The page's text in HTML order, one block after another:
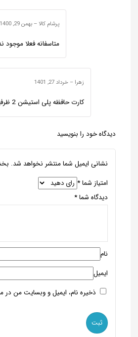
پرشام کالا– بهمن 29, 1400
متاسفانه فعلا موجود
زهرا– خرداد 27, 1401
کارت حافظه پلی استیشن 2 ظرفیت 64mbقیمتش چنده 32mbهم چنده
دیدگاه خود را بنویسید
نشانی ایمیل شما منتشر نخواهد شد.
امتیاز شما*
دیدگاه شما*
نام
ایمیل
ذخیره نام، ایمیل و وبسایت من در